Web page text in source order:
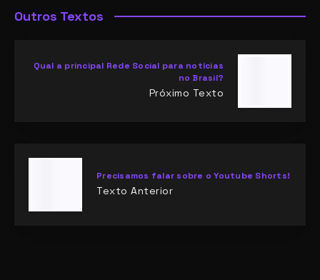
Outros Textos
Qual a principal Rede Social para notícias
no Brasil?
Próximo Texto
Precisamos falar sobre o Youtube Shorts!
Texto Anterior